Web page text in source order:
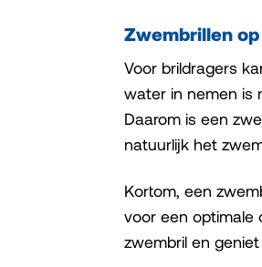
Zwembrillen
Voor brildragers
water in nemen is
Daarom is een
natuurlijk het
Kortom, een
voor een optimale
zwembril en